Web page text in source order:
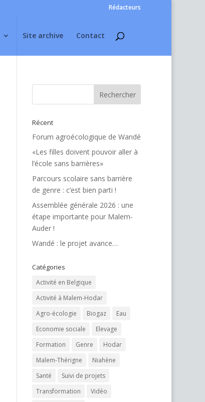
Rédacteurs
Site archive Contact
Récent
Forum agroécologique de Wandé
«Les filles doivent pouvoir aller à
l’école sans barrières»
Parcours scolaire sans barrière
de genre : c’est bien parti !
Assemblée générale 2026 : une
étape importante pour Malem-
Auder !
Wandé : le projet avance…
Catégories
Activité en Belgique
Activité à Malem-Hodar
Agro-écologie
Biogaz
Eau
Economie sociale
Elevage
Formation
Genre
Hodar
Malem-Thérigne
Niahène
Santé
Suivi de projets
Transformation
Vidéo